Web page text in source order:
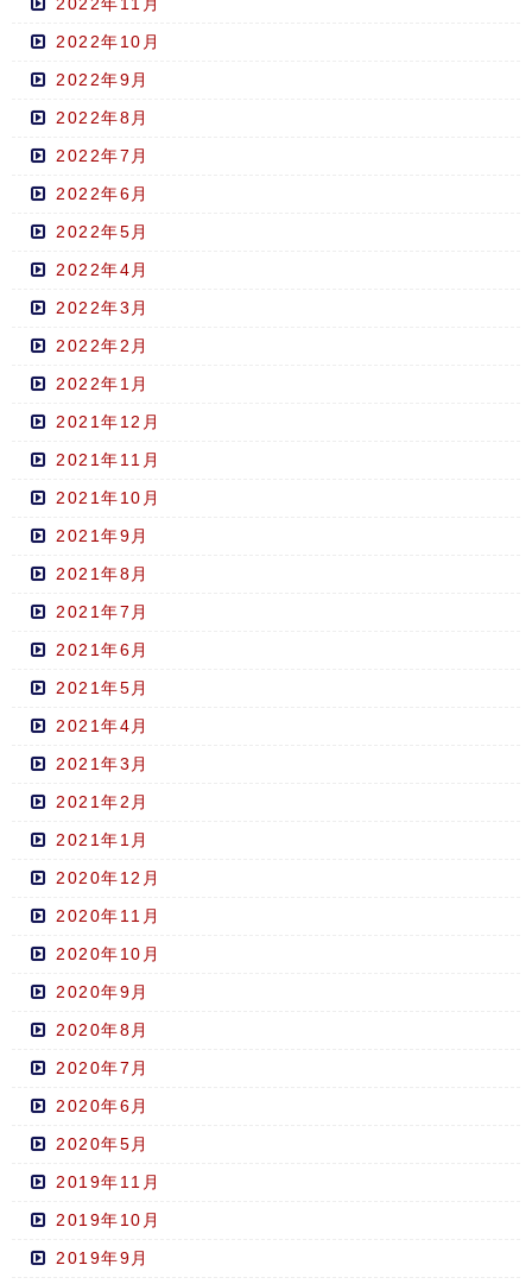
2022年10月
2022年9月
2022年8月
2022年7月
2022年6月
2022年5月
2022年4月
2022年3月
2022年2月
2022年1月
2021年12月
2021年11月
2021年10月
2021年9月
2021年8月
2021年7月
2021年6月
2021年5月
2021年4月
2021年3月
2021年2月
2021年1月
2020年12月
2020年11月
2020年10月
2020年9月
2020年8月
2020年7月
2020年6月
2020年5月
2019年11月
2019年10月
2019年9月